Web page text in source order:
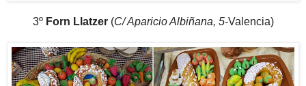
3º Forn Llatzer(C/ Aparicio Albiñana, 5-Valencia)